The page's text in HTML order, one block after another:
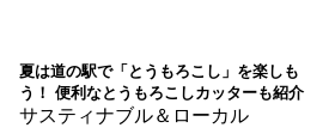
夏は道の駅で「とうもろこし」を楽しも
う！ 便利なとうもろこしカッターも紹介
サスティナブル＆ローカル